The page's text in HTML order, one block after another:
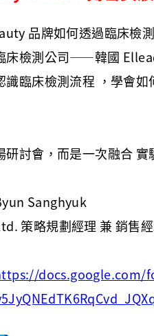
品牌如何透過臨床檢
床檢測公司——韓國
識臨床檢測流程 ，學會
研討會，而是一次融合
Sanghyuk
策略規劃經理 兼 銷售
docs.google.com/